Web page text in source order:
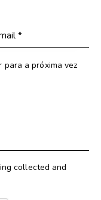
para a próxima vez
collected and